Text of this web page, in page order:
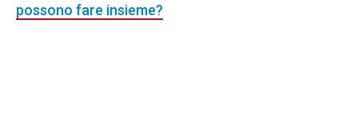
possono fare insieme?